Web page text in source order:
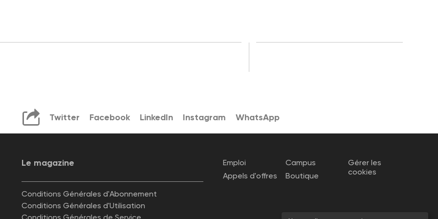
Twitter Facebook LinkedIn Instagram WhatsApp
Le magazine
Conditions Générales d'Abonnement
Conditions Générales d'Utilisation
Emploi
Appels d'offres
Campus
Boutique
Gérer les
cookies